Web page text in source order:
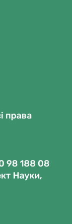
права
98 188 08
Науки,